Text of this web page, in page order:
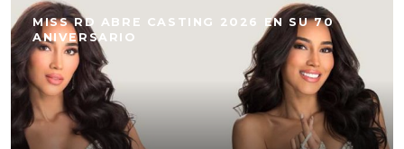
MISS RD ABRE CASTING 2026 EN SU 70
ANIVERSARIO